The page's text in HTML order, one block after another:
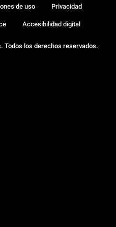
Todos los derechos reservados.
de uso Privacidad
Accesibilidad digital